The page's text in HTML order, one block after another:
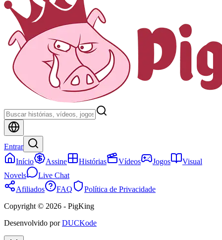
Entrar
Início
Assine Histórias Vídeos Jogos
Visual
Novels
Live Chat
Afiliados
FAQ
Política de Privacidade
Copyright © 2026 - PigKing
Desenvolvido por DUCKode